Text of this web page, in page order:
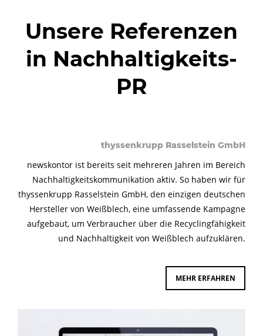
Unsere Referenzen
in Nachhaltigkeits-
PR
thyssenkrupp Rasselstein GmbH
newskontor ist bereits seit mehreren Jahren im Bereich
Nachhaltigkeitskommunikation aktiv. So haben wir für
thyssenkrupp Rasselstein GmbH, den einzigen deutschen
Hersteller von Weißblech, eine umfassende Kampagne
aufgebaut, um Verbraucher über die Recyclingfähigkeit
und Nachhaltigkeit von Weißblech aufzuklären.
MEHR ERFAHREN